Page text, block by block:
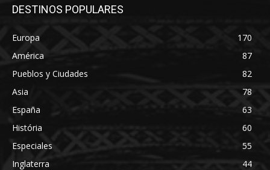
DESTINOS POPULARES
Europa
170
América
87
Pueblos y Ciudades
82
Asia
78
España
63
História
60
Especiales
55
Inglaterra
44